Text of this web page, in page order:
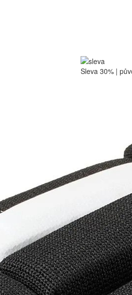
Sleva 30% |
Rukavice CCM
Rukavice CCM
3 283 Kč
2 713,22 Kč bez
Rukavice CCM
3 714 Kč
3 069,42 Kč bez
Do košíku
Rukavice CCM
3 283 Kč
2 713,22 Kč bez
Do košíku